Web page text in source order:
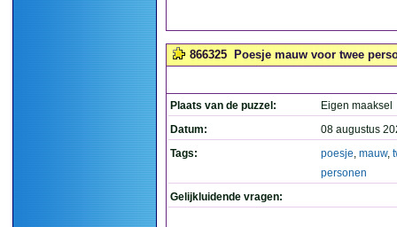
866325 Poesje mauw voor twee
Plaats van de puzzel:
Eigen maaksel
Datum:
08 augustus
Tags:
poesje, mauw,
personen
Gelijkluidende vragen: